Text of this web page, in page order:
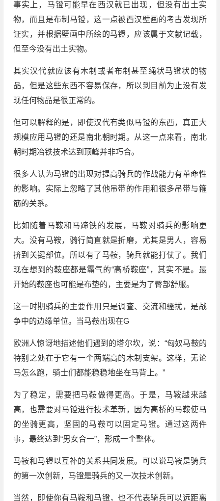
事实上，马镫可能早在西汉就已出现，但没有出土实
物，而且是布制马镫，这一点被西汉壁画的考古发现所
证实，并根据壁画中所绘的马镫，应该属于文献记载，
但至今没有出土实物。
其实汉代就应该有木制或者布制甚至绳状马镫状的物
品，但是这些东西不容易保存，所以到目前为止没有发
现任何物品是很正常的。
但可以解释的是，即使汉代有类似马镫的东西，真正大
规模应用马镫的还是南北朝时期。从这一点来看，南北
朝时期冶铁技术达到顶峰并非巧合。
很多人认为马镫的出现对提高骑兵的作战能力有革命性
的影响。实际上忽略了其他吊带的作用和很多吊带与箍
筋的关系。
比如随着马鞍和马蹄铁的发展，马鞍对骑兵的影响更
大。没有马鞍，骑行简直就是折磨，尤其是男人，容易
挤到关键部位。所以有了马鞍，骑兵就能打仗了。我们
现在想到的鞍座都是霸气的“高桥鞍座”，其实不是。最
开始的鞍座也可能是布垫的，主要是为了臀部舒服。
这一时期骑兵的主要作用只是调查、交流和骚扰，是战
争中的边缘单位。当马鞍出现在G
欧洲人惊讶地描述他们遇到的塔尔坎，说：“匈奴马鞍的
特别之处在于它有一个两端高的木制支架。这样，无论
马怎么跑，骑士们都能稳稳地坐在马背上。”
为了稳定，需要把马鞍做得更高。于是，马鞍越来越
高，也需要对马镫进行技术革新，因为高桥的马鞍使马
的坐骑更高，坚固的马鞍可以固定马镫。通过这两件
事，最终达到“男女合一”，形成一个整体。
马鞍和马镫以互补的关系共同发展。可以说马鞍是骑兵
的第一次创新，马镫是骑兵的又一次技术创新。
当然，即使你有马鞍和马镫，也不代表骑兵可以远距离